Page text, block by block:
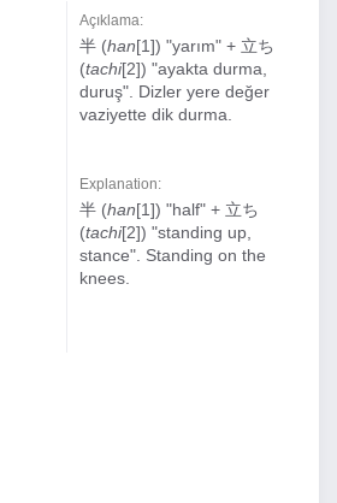
Açıklama:
半 (han[1]) "yarım" + 立ち
(tachi[2]) "ayakta durma,
duruş". Dizler yere değer
vaziyette dik durma.
Explanation:
半 (han[1]) "half" + 立ち
(tachi[2]) "standing up,
stance". Standing on the
knees.